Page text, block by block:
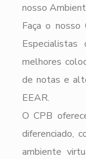
nosso
Faça o nosso
melhores
de notas e
EEAR.
O CPB
diferenciado,
ambiente